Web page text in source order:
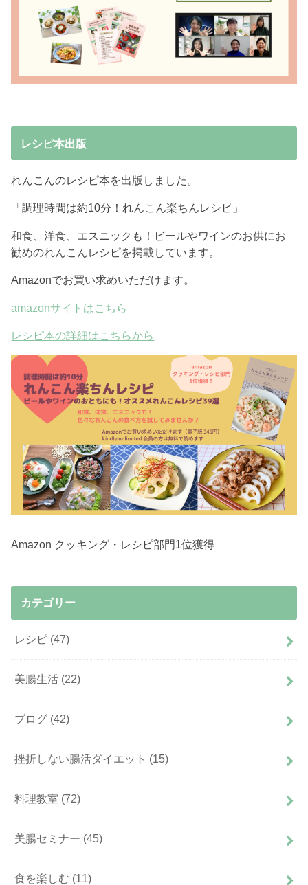
レシピ本出版
れんこんのレシピ本を出版しました。
「調理時間は約10分！れんこん楽ちんレシピ」
和食、洋食、エスニックも！ビールやワインのお供にお
勧めのれんこんレシピを掲載しています。
Amazonでお買い求めいただけます。
amazonサイトはこちら
レシピ本の詳細はこちらから
Amazon クッキング・レシピ部門1位獲得
カテゴリー
レシピ (47)
美腸生活 (22)
ブログ (42)
挫折しない腸活ダイエット (15)
料理教室 (72)
美腸セミナー (45)
食を楽しむ (11)